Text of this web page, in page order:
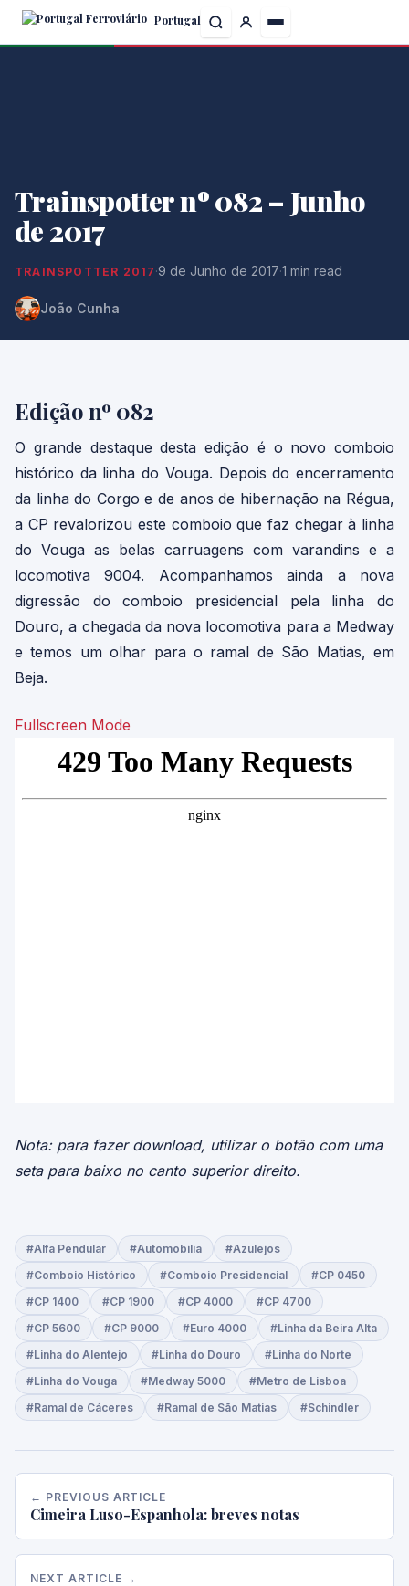
Skip
Portugal
Trainspotter nº 082 – Junho
de 2017
TRAINSPOTTER 2017 ·9 de Junho de 2017·1 min read
João Cunha
Edição nº 082
O grande destaque desta edição é o novo comboio
histórico da linha do Vouga. Depois do encerramento
da linha do Corgo e de anos de hibernação na Régua,
a CP revalorizou este comboio que faz chegar à linha
do Vouga as belas carruagens com varandins e a
locomotiva 9004. Acompanhamos ainda a nova
digressão do comboio presidencial pela linha do
Douro, a chegada da nova locomotiva para a Medway
e temos um olhar para o ramal de São Matias, em
Beja.
Fullscreen Mode
Nota: para fazer download, utilizar o botão com uma
seta para baixo no canto superior direito.
#Alfa Pendular #Automobilia
#Azulejos
#Comboio Histórico
#Comboio Presidencial
#CP 0450
#CP 1400
#CP 1900 #CP 4000
#CP 4700
#CP 5600
#CP 9000 #Euro 4000
#Linha da Beira Alta
#Linha do Alentejo
#Linha do Douro
#Linha do Norte
#Linha do Vouga
#Medway 5000
#Metro de Lisboa
#Ramal de Cáceres
#Ramal de São Matias #Schindler
← PREVIOUS ARTICLE
Cimeira Luso-Espanhola: breves notas
NEXT ARTICLE →